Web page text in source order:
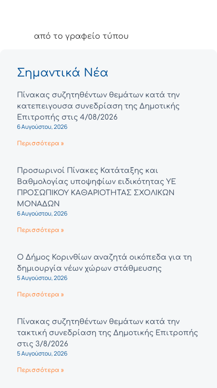
από το γραφείο τύπου
Σημαντικά Νέα
Πίνακας συζητηθέντων θεμάτων κατά την
κατεπειγουσα συνεδρίαση της Δημοτικής
Επιτροπής στις 4/08/2026
6 Αυγούστου, 2026
Περισσότερα »
Προσωρινοί Πίνακες Κατάταξης και
Βαθμολογίας υποψηφίων ειδικότητας ΥΕ
ΠΡΟΣΩΠΙΚΟΥ ΚΑΘΑΡΙΟΤΗΤΑΣ ΣΧΟΛΙΚΩΝ
ΜΟΝΑΔΩΝ
6 Αυγούστου, 2026
Περισσότερα »
Ο Δήμος Κορινθίων αναζητά οικόπεδα για τη
δημιουργία νέων χώρων στάθμευσης
5 Αυγούστου, 2026
Περισσότερα »
Πίνακας συζητηθέντων θεμάτων κατά την
τακτική συνεδρίαση της Δημοτικής Επιτροπής
στις 3/8/2026
5 Αυγούστου, 2026
Περισσότερα »